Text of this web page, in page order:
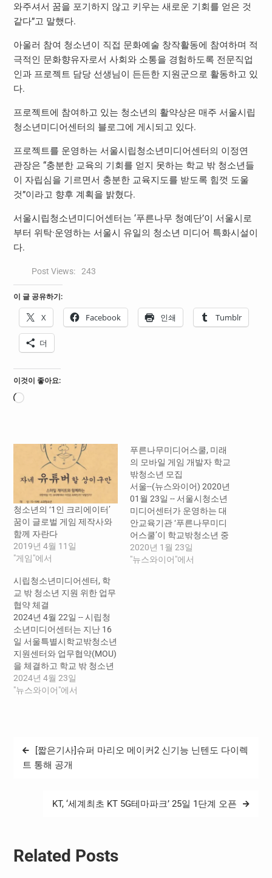
와주셔서 꿈을 포기하지 않고 키우는 새로운 기회를 얻은 것
같다”고 말했다.
아울러 참여 청소년이 직접 문화예술 창작활동에 참여하며 적
극적인 문화향유자로서 사회와 소통을 경험하도록 전문직업
인과 프로젝트 담당 선생님이 든든한 지원군으로 활동하고 있
다.
프로젝트에 참여하고 있는 청소년의 활약상은 매주 서울시립
청소년미디어센터의 블로그에 게시되고 있다.
프로젝트를 운영하는 서울시립청소년미디어센터의 이정연
관장은 “충분한 교육의 기회를 얻지 못하는 학교 밖 청소년들
이 자립심을 기르면서 충분한 교육지도를 받도록 힘껏 도울
것”이라고 향후 계획을 밝혔다.
서울시립청소년미디어센터는 ‘푸른나무 청예단’이 서울시로
부터 위탁·운영하는 서울시 유일의 청소년 미디어 특화시설이
다.
Post Views: 243
이 글 공유하기:
X Facebook 인쇄 Tumblr
더
이것이 좋아요:
로
청소년의 ‘1인 크리에이터’
꿈이 글로벌 게임 제작사와
함께 자란다
2019년 4월 11일
"게임"에서
푸른나무미디어스쿨, 미래
의 모바일 게임 개발자 학교
밖청소년 모집
서울--(뉴스와이어) 2020년
01월 23일 -- 서울시청소년
미디어센터가 운영하는 대
안교육기관 ‘푸른나무미디
어스쿨’이 학교밖청소년 중
모바일 게임 개발자 과정에
참여할 신입생을 모집한다.
2020년 1월 23일
"뉴스와이어"에서
시립청소년미디어센터, 학
교 밖 청소년 지원 위한 업무
협약 체결
2024년 4월 22일 -- 시립청
소년미디어센터는 지난 16
일 서울특별시학교밖청소년
지원센터와 업무협약(MOU)
을 체결하고 학교 밖 청소년
의 미디어 역량 강화 및 건강
한 성장 지원을 위한 상호협
역 내 학교 밖 청소년을 위한
미디어활동 공간 지원 △학
2024년 4월 23일
"뉴스와이어"에서
글
탐
[짧은기사]슈퍼 마리오 메이커2 신기능 닌텐도 다이렉
트 통해 공개
KT, ‘세계최초 KT 5G테마파크’ 25일 1단계 오픈
Related Posts